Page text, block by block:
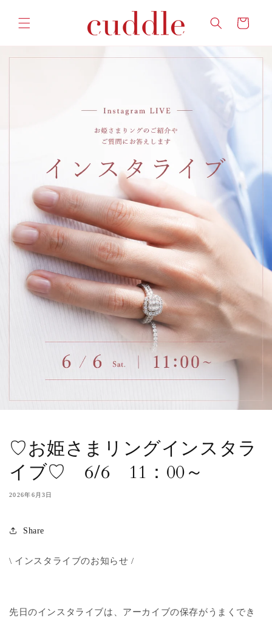
進む
ー
♡お姫さまリングインスタラ
イブ♡ 6/6 11：00～
2026年6月3日
Share
\ インスタライブのお知らせ /
先日のインスタライブは、アーカイブの保存がうまくでき